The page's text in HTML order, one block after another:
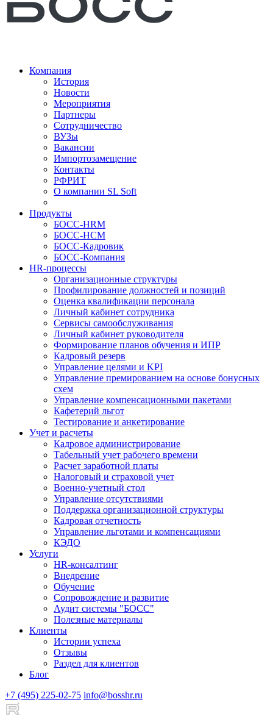
Компания
История
Новости
Мероприятия
Партнеры
Сотрудничество
ВУЗы
Вакансии
Импортозамещение
Контакты
РФРИТ
О компании SL Soft
Продукты
БОСС-HRM
БОСС-HCM
БОСС-Кадровик
БОСС-Компания
HR-процессы
Организационные структуры
Профилирование должностей и позиций
Оценка квалификации персонала
Личный кабинет сотрудника
Сервисы самообслуживания
Личный кабинет руководителя
Формирование планов обучения и ИПР
Кадровый резерв
Управление целями и KPI
Управление премированием на основе бонусных
схем
Управление компенсационными пакетами
Кафетерий льгот
Тестирование и анкетирование
Учет и расчеты
Кадровое администрирование
Табельный учет рабочего времени
Расчет заработной платы
Налоговый и страховой учет
Военно-учетный стол
Управление отсутствиями
Поддержка организационной структуры
Кадровая отчетность
Управление льготами и компенсациями
КЭДО
Услуги
HR-консалтинг
Внедрение
Обучение
Сопровождение и развитие
Аудит системы "БОСС"
Полезные материалы
Клиенты
Истории успеха
Отзывы
Раздел для клиентов
Блог
+7 (495) 225-02-75 info@bosshr.ru